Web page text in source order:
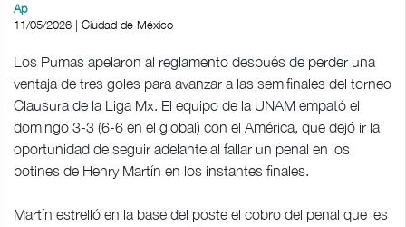
Ap
11/05/2026 | Ciudad de México
Los Pumas apelaron al reglamento después de perder una
ventaja de tres goles para avanzar a las semifinales del torneo
Clausura de la Liga Mx. El equipo de la UNAM empató el
domingo 3-3 (6-6 en el global) con el América, que dejó ir la
oportunidad de seguir adelante al fallar un penal en los
botines de Henry Martín en los instantes finales.
Martín estrelló en la base del poste el cobro del penal que les